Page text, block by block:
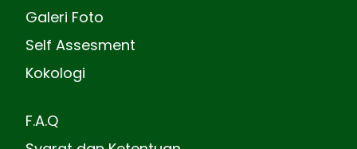
Galeri Foto
Self Assesment
Kokologi
F.A.Q